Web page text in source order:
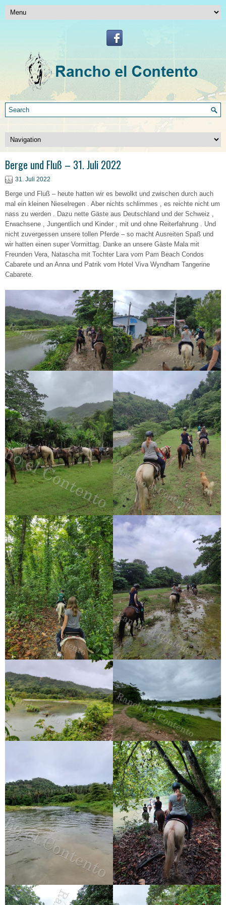
Berge und Fluß – 31. Juli 2022
31. Juli 2022
Berge und Fluß – heute hatten wir es bewolkt und zwischen durch auch
mal ein kleinen Nieselregen . Aber nichts schlimmes , es reichte nicht um
nass zu werden . Dazu nette Gäste aus Deutschland und der Schweiz ,
Erwachsene , Jungentlich und Kinder , mit und ohne Reiterfahrung . Und
nicht zuvergessen unsere tollen Pferde – so macht Ausreiten Spaß und
wir hatten einen super Vormittag. Danke an unsere Gäste Mala mit
Freunden Vera, Natascha mit Tochter Lara vom Pam Beach Condos
Cabarete und an Anna und Patrik vom Hotel Viva Wyndham Tangerine
Cabarete.